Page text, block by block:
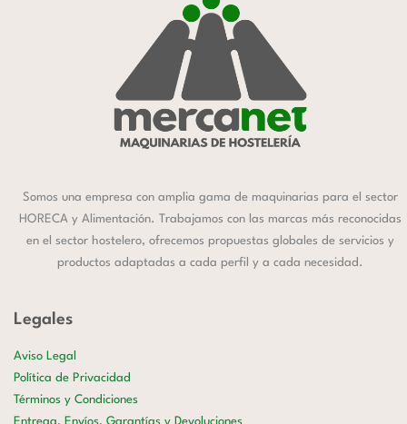
Somos una empresa con amplia gama de maquinarias para el sector
HORECA y Alimentación. Trabajamos con las marcas más reconocidas
en el sector hostelero, ofrecemos propuestas globales de servicios y
productos adaptadas a cada perfil y a cada necesidad.
Legales
Aviso Legal
Política de Privacidad
Términos y Condiciones